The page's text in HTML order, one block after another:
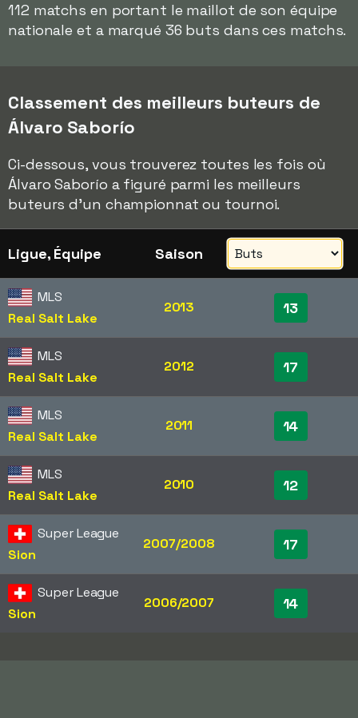
112 matchs en portant le maillot de son équipe
nationale et a marqué 36 buts dans ces matchs.
Classement des meilleurs buteurs de
Álvaro Saborío
Ci-dessous, vous trouverez toutes les fois où
Álvaro Saborío a figuré parmi les meilleurs
buteurs d'un championnat ou tournoi.
Ligue, Équipe Saison
MLS
Real Salt Lake
2013 13
MLS
Real Salt Lake
2012 17
MLS
Real Salt Lake
2011 14
MLS
Real Salt Lake
2010 12
Super League
Sion
2007/2008 17
Super League
Sion
2006/2007 14